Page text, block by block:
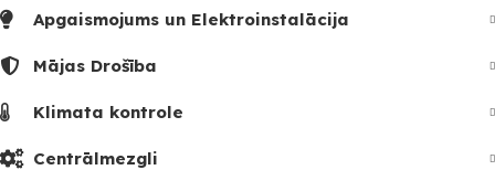
Apgaismojums un Elektroinstalācija
Mājas Drošība
Klimata kontrole
Centrālmezgli